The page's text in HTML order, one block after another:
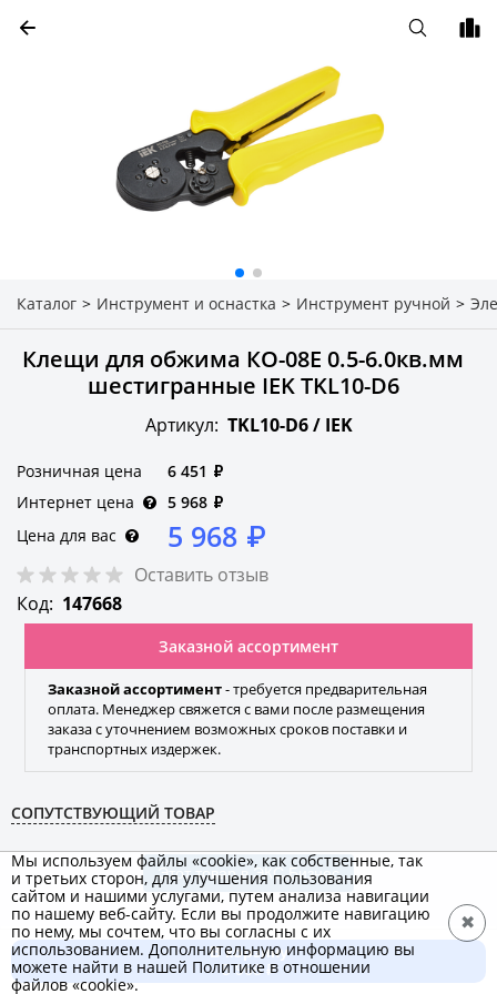
Каталог > Инструмент и оснастка > Инструмент ручной >
Клещи для обжима КО-08Е 0.5-6.0кв.мм
шестигранные IEK TKL10-D6
Артикул: TKL10-D6 / IEK
Розничная цена 6 451 ₽
Интернет цена
5 968 ₽
Цена для вас
5 968 ₽
Оставить отзыв
Код: 147668
Заказной ассортимент
Заказной ассортимент- требуется предварительная
оплата. Менеджер свяжется с вами после размещения
заказа с уточнением возможных сроков поставки и
транспортных издержек.
СОПУТСТВУЮЩИЙ ТОВАР
Этот товар в ЭКС.Бизнес
IEK
В корзину
5 968 ₽
Мы используем файлы «cookie», как собственные, так
и третьих сторон, для улучшения пользования
сайтом и нашими услугами, путем анализа навигации
по нашему веб-сайту. Если вы продолжите навигацию
по нему, мы сочтем, что вы согласны с их
использованием. Дополнительную информацию вы
можете найти в нашей Политике в отношении
файлов «cookie».
✖